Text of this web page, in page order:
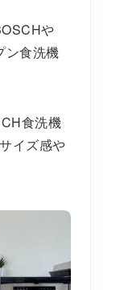
や
ン食洗機
食洗機
イズ感や